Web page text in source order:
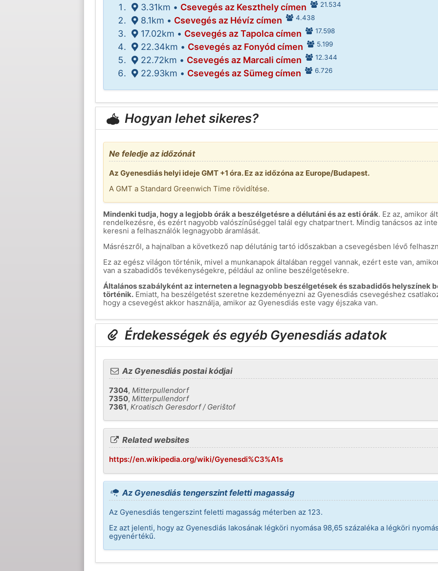
3.31km • Csevegés az Keszthely címen 21.534
8.1km • Csevegés az Hévíz címen 4.438
17.02km • Csevegés az Tapolca címen 17.598
22.34km • Csevegés az Fonyód címen 5.199
22.72km • Csevegés az Marcali címen 12.344
22.93km • Csevegés az Sümeg címen 6.726
Hogyan lehet sikeres?
Ne feledje az időzónát
Az Gyenesdiás helyi ideje GMT +1 óra. Ez az időzóna az Europe/Budapest.
A GMT a Standard Greenwich Time rövidítése.
Mindenki tudja, hogy a legjobb órák a beszélgetésre a délutáni és az esti órák. Ez az, amikor
rendelkezésre, és ezért nagyobb valószínűséggel talál egy chatpartnert. Mindig tanácsos az
keresni a felhasználók legnagyobb áramlását.
Másrészről, a hajnalban a következő nap délutánig tartó időszakban a csevegésben lévő
Ez az egész világon történik, mivel a munkanapok általában reggel vannak, ezért este van,
van a szabadidős tevékenységekre, például az online beszélgetésekre.
Általános szabályként az interneten a legnagyobb beszélgetések és szabadidős helyszínek
történik.Emiatt, ha beszélgetést szeretne kezdeményezni az Gyenesdiás csevegéshez
hogy a csevegést akkor használja, amikor az Gyenesdiás este vagy éjszaka van.
Érdekességek és egyéb Gyenesdiás adatok
Az Gyenesdiás postai kódjai
7304, Mitterpullendorf
7350, Mitterpullendorf
7361, Kroatisch Geresdorf / Gerištof
Related websites
https://en.wikipedia.org/wiki/Gyenesdi%C3%A1s
Az Gyenesdiás tengerszint feletti magasság
Az Gyenesdiás tengerszint feletti magasság méterben az 123.
Ez azt jelenti, hogy az Gyenesdiás lakosának légköri nyomása 98,65 százaléka a légköri
egyenértékű.